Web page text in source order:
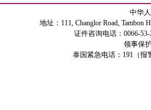
中华
地址：111, Changlor Road, Tambon
证件咨询电话：0066-
领事保
泰国紧急电话：191（报